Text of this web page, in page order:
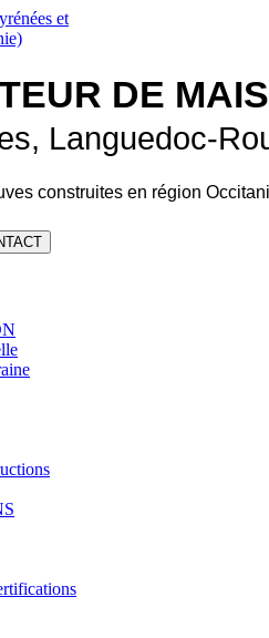
DE
Languedoc-
construites en région